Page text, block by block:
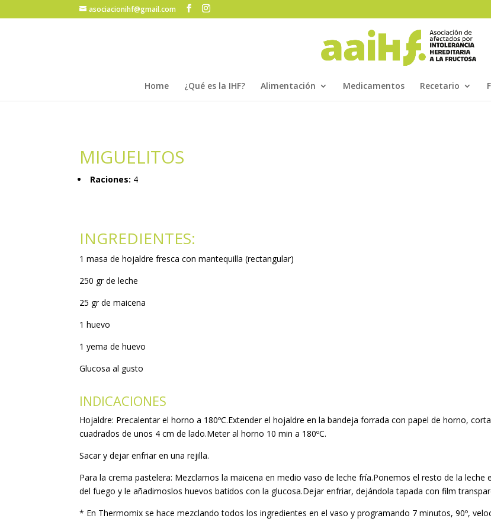
asociacionihf@gmail.com
Home ¿Qué es la IHF? Alimentación Medicamentos Recetario
MIGUELITOS
Raciones: 4
INGREDIENTES:
1 masa de hojaldre fresca con mantequilla (rectangular)
250 gr de leche
25 gr de maicena
1 huevo
1 yema de huevo
Glucosa al gusto
INDICACIONES
Hojaldre: Precalentar el horno a 180ºC.Extender el hojaldre en la bandeja forrada con papel de horno,
cuadrados de unos 4 cm de lado.Meter al horno 10 min a 180ºC.
Sacar y dejar enfriar en una rejilla.
Para la crema pastelera: Mezclamos la maicena en medio vaso de leche fría.Ponemos el resto de la
del fuego y le añadimoslos huevos batidos con la glucosa.Dejar enfriar, dejándola tapada con film
* En Thermomix se hace mezclando todos los ingredientes en el vaso y programando 7 minutos, 90º,